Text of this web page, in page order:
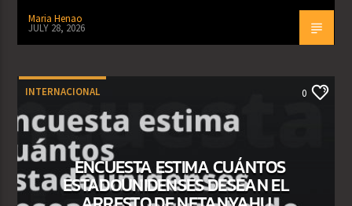
Maria Henao
JULY 28, 2026
INTERNACIONAL 0
ENCUESTA ESTIMA CUÁNTOS
ESTADOUNIDENSES DESEAN EL